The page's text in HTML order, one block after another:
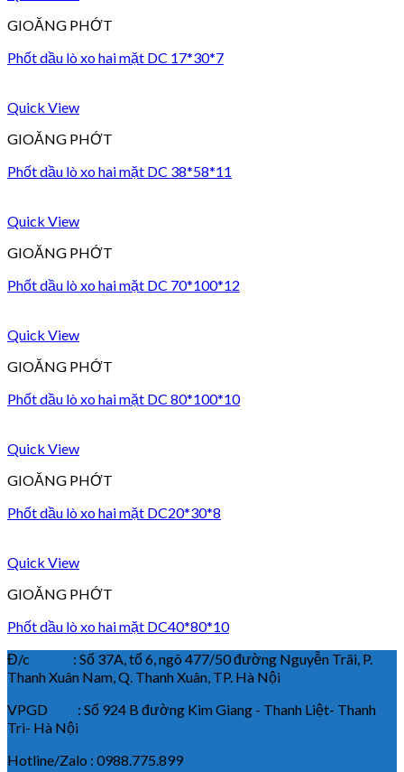
GIOĂNG PHỚT
Phốt dầu lò xo hai mặt DC 17*30*7
Quick View
GIOĂNG PHỚT
Phốt dầu lò xo hai mặt DC 38*58*11
Quick View
GIOĂNG PHỚT
Phốt dầu lò xo hai mặt DC 70*100*12
Quick View
GIOĂNG PHỚT
Phốt dầu lò xo hai mặt DC 80*100*10
Quick View
GIOĂNG PHỚT
Phốt dầu lò xo hai mặt DC20*30*8
Quick View
GIOĂNG PHỚT
Phốt dầu lò xo hai mặt DC40*80*10
Đ/c : Số 37A, tổ 6, ngõ 477/50 đường Nguyễn Trãi, P.
Thanh Xuân Nam, Q. Thanh Xuân, TP. Hà Nội
VPGD : Số 924 B đường Kim Giang - Thanh Liệt- Thanh
Trì- Hà Nội
Hotline/Zalo : 0988.775.899